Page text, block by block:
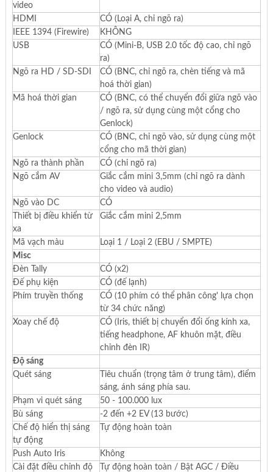
video
HDMI
CÓ (Loại A, chỉ ngõ ra)
IEEE 1394 (Firewire)
KHÔNG
USB
CÓ (Mini-B, USB 2.0 tốc độ cao, chỉ ngõ
ra)
Ngõ ra HD / SD-SDI
CÓ (BNC, chỉ ngõ ra, chèn tiếng và mã
hoá thời gian)
Mã hoá thời gian
CÓ (BNC, có thể chuyển đổi giữa ngõ vào
/ ngõ ra, sử dụng cùng một cổng cho
Genlock)
Genlock
CÓ (BNC, chỉ ngõ vào, sử dụng cùng một
cổng cho mã thời gian)
Ngõ ra thành phần
CÓ (chỉ ngõ ra)
Ngõ cắm AV
Giắc cắm mini 3,5mm (chỉ ngõ ra dành
cho video và audio)
Ngõ vào DC
CÓ
Thiết bị điều khiển từ
xa
Giắc cắm mini 2,5mm
Mã vạch màu
Loại 1 / Loại 2 (EBU / SMPTE)
Misc
Đèn Tally
CÓ (x2)
Đế phụ kiện
CÓ (đế lạnh)
Phím truyền thống
CÓ (10 phím có thể phân công' lựa chọn
từ 34 chức năng)
Xoay chế độ
CÓ (Iris, thiết bị chuyển đổi ống kính xa,
tiếng headphone, AF khuôn mặt, điều
chỉnh đèn IR)
Độ sáng
Quét sáng
Tiêu chuẩn (trọng tâm ở trung tâm), điểm
sáng, ánh sáng phía sau.
Phạm vi quét sáng
50 - 100.000 lux
Bù sáng
-2 đến +2 EV (13 bước)
Chế độ hiển thị sáng
tự động
Tự động hoàn toàn
Push Auto Iris
Không
Cài đặt điều chỉnh độ
Tự động hoàn toàn / Bật AGC / Điều